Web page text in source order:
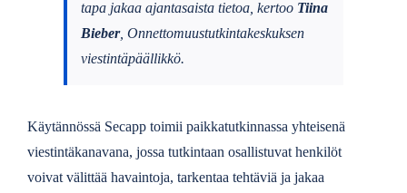
tapa jakaa ajantasaista tietoa, kertoo Tiina
Bieber, Onnettomuustutkintakeskuksen
viestintäpäällikkö.
Käytännössä Secapp toimii paikkatutkinnassa yhteisenä
viestintäkanavana, jossa tutkintaan osallistuvat henkilöt
voivat välittää havaintoja, tarkentaa tehtäviä ja jakaa